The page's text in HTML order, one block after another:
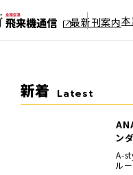
最新刊案内本
新着 Latest
ン
A-
ル